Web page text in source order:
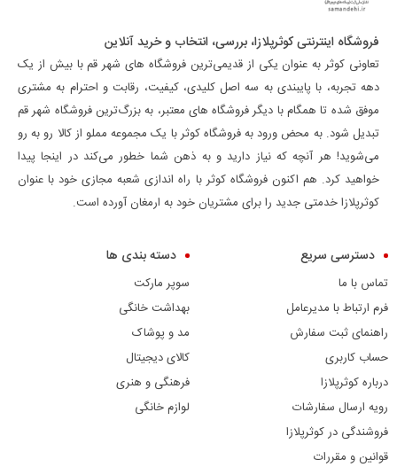
فروشگاه اینترنتی کوثرپلازا، بررسی، انتخاب و خرید آنلاین
تعاونی کوثر به عنوان یکی از قدیمی‌ترین فروشگاه های شهر قم با بیش از یک
دهه تجربه، با پایبندی به سه اصل کلیدی، کیفیت، رقابت و احترام به مشتری
موفق شده تا همگام با دیگر فروشگاه های معتبر، به بزرگ‌ترین فروشگاه شهر قم
تبدیل شود. به محض ورود به فروشگاه کوثر با یک مجموعه مملو از کالا رو به رو
می‌شوید! هر آنچه که نیاز دارید و به ذهن شما خطور می‌کند در اینجا پیدا
خواهید کرد. هم اکنون فروشگاه کوثر با راه اندازی شعبه مجازی خود با عنوان
کوثرپلازا خدمتی جدید را برای مشتریان خود به ارمغان آورده است.
دسترسی سریع
تماس با ما
فرم ارتباط با مدیرعامل
راهنمای ثبت سفارش
حساب کاربری
درباره کوثرپلازا
رویه ارسال سفارشات
فروشندگی در کوثرپلازا
قوانین و مقررات
دسته بندی ها
سوپر مارکت
بهداشت خانگی
مد و پوشاک
کالای دیجیتال
فرهنگی و هنری
لوازم خانگی